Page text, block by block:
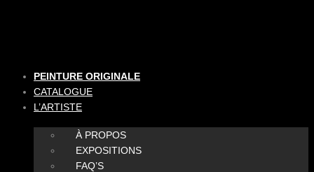
PEINTURE ORIGINALE
CATALOGUE
L’ARTISTE
À PROPOS
EXPOSITIONS
FAQ’S